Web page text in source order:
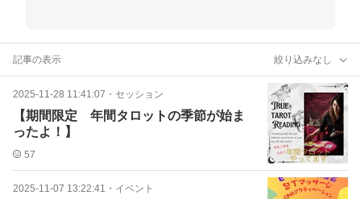
記事の表示 絞り込みなし
2025-11-28 11:41:07 ・ セッション
【期間限定 年間タロットの季節が始ま
ったよ！】
57
2025-11-07 13:22:41 ・ イベント